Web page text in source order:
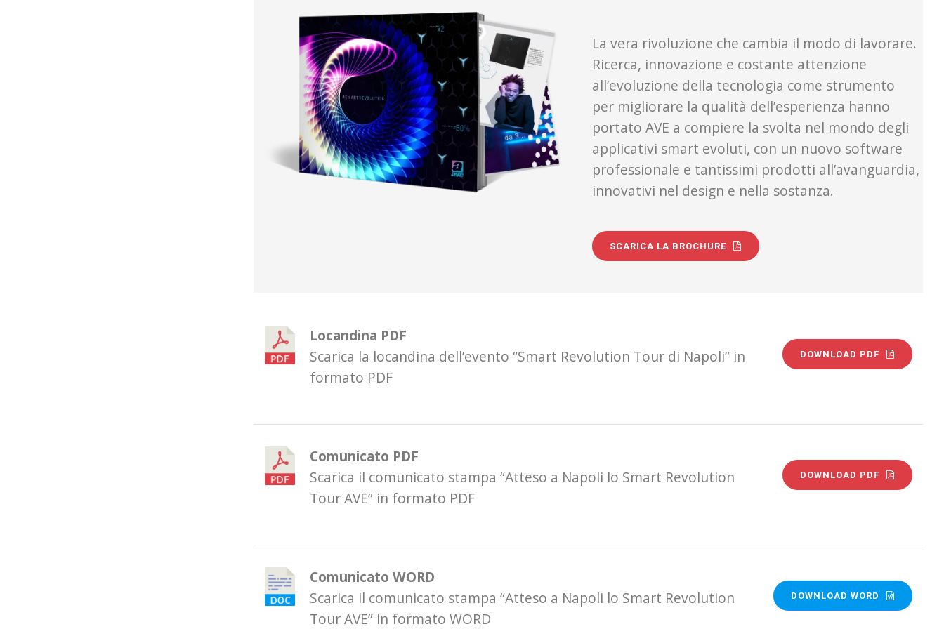
La vera rivoluzione che cambia il modo di lavorare.
Ricerca, innovazione e costante attenzione
all’evoluzione della tecnologia come strumento
per migliorare la qualità dell’esperienza hanno
portato AVE a compiere la svolta nel mondo degli
applicativi smart evoluti, con un nuovo software
professionale e tantissimi prodotti all’avanguardia,
innovativi nel design e nella sostanza.
SCARICA LA BROCHURE
Locandina PDF
Scarica la locandina dell’evento “Smart Revolution Tour di Napoli” in
formato PDF
DOWNLOAD PDF
Comunicato PDF
Scarica il comunicato stampa “Atteso a Napoli lo Smart Revolution
Tour AVE” in formato PDF
DOWNLOAD PDF
Comunicato WORD
Scarica il comunicato stampa “Atteso a Napoli lo Smart Revolution
Tour AVE” in formato WORD
DOWNLOAD WORD